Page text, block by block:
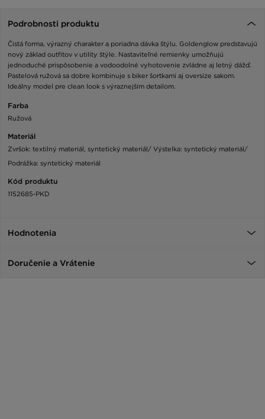
Podrobnosti produktu
Čistá forma, výrazný charakter a poriadna dávka štýlu. Goldenglow predstavujú
nový základ outfitov v utility štýle. Nastaviteľné remienky umožňujú
jednoduché prispôsobenie a vodoodolné vyhotovenie zvládne aj letný dážď.
Pastelová ružová sa dobre kombinuje s biker šortkami aj oversize sakom.
Ideálny model pre clean look s výraznejším detailom.
Farba
Ružová
Materiál
Zvršok: textilný materiál, syntetický materiál/ Výstelka: syntetický materiál/
Podrážka: syntetický materiál
Kód produktu
1152685-PKD
Hodnotenia
Doručenie a Vrátenie